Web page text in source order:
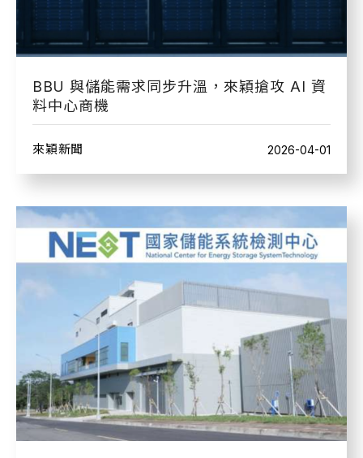
BBU 與儲能需求同步升溫，來穎搶攻 AI 資
料中心商機
來穎新聞 2026-04-01